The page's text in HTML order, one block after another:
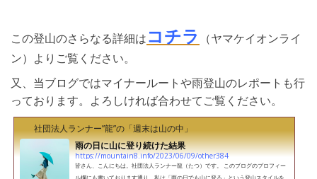
この登山のさらなる詳細はコチラ
（ヤマケイオンライ
ン）よりご覧ください。
又、当ブログではマイナールートや雨登山のレポートも行
っております。よろしければ合わせてご覧ください。
社団法人ランナー”龍”の「週末は山の中」
雨の日に山に登り続けた結果
https://mountain8.info/2023/06/09/other384
皆さん、こんにちは。社団法人ランナー龍（たつ）です。 このブログのプロフィー
ル欄にも書いております通り、私は「雨の日でも山に登る」という登山スタイルを